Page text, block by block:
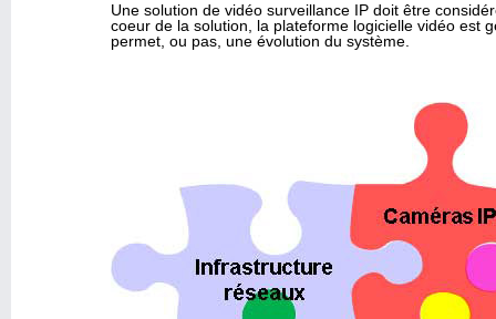
Une solution de vidéo surveillance IP doit être
coeur de la solution, la plateforme logicielle vidéo est
permet, ou pas, une évolution du système.